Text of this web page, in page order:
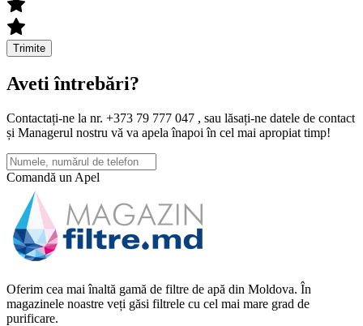
Trimite
Aveti întrebări?
Contactați-ne la nr. +373 79 777 047 , sau lăsați-ne datele de contact
și Managerul nostru vă va apela înapoi în cel mai apropiat timp!
Comandă un Apel
Oferim cea mai înaltă gamă de filtre de apă din Moldova. În
magazinele noastre veți găsi filtrele cu cel mai mare grad de
purificare.